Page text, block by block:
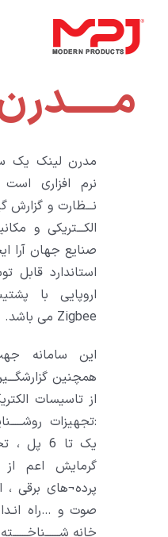
content
مدرن لینک یک
نرم افزاری
نـــظارت و گزارش
الکـــتریکی و
صنایع جهان آرا
استاندارد قابل
Zigbee می باشد.
این سامانه
همچنین
از تاسیسات
:تجهیزات
یک تا 6 پل
گرمایش اعم از
پرده¬های برقی
صوت و …راه
خانه